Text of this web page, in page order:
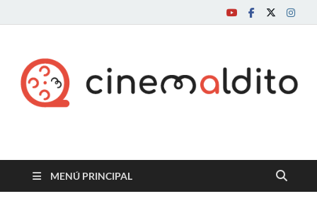
Cine maldito
MENÚ PRINCIPAL